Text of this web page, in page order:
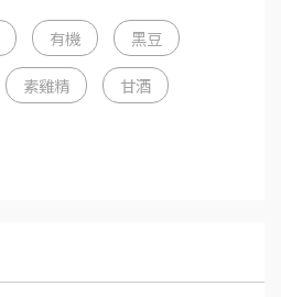
有機 黑豆
素雞精 甘酒